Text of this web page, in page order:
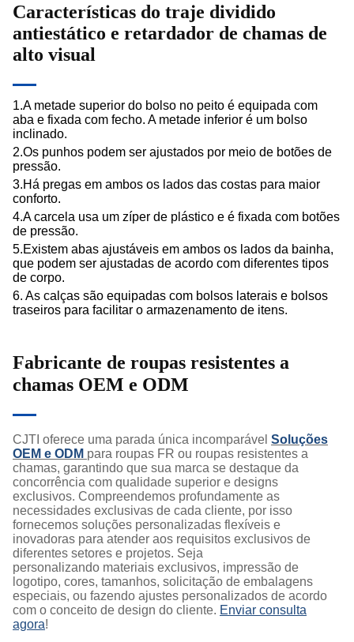
Características do traje dividido
antiestático e retardador de chamas de
alto visual
1.A metade superior do bolso no peito é equipada com
aba e fixada com fecho. A metade inferior é um bolso
inclinado.
2.Os punhos podem ser ajustados por meio de botões de
pressão.
3.Há pregas em ambos os lados das costas para maior
conforto.
4.A carcela usa um zíper de plástico e é fixada com botões
de pressão.
5.Existem abas ajustáveis ​​em ambos os lados da bainha,
que podem ser ajustadas de acordo com diferentes tipos
de corpo.
6. As calças são equipadas com bolsos laterais e bolsos
traseiros para facilitar o armazenamento de itens.
Fabricante de roupas resistentes a
chamas OEM e ODM
CJTI oferece uma parada única incomparável Soluções
OEM e ODM para roupas FR ou roupas resistentes a
chamas, garantindo que sua marca se destaque da
concorrência com qualidade superior e designs
exclusivos. Compreendemos profundamente as
necessidades exclusivas de cada cliente, por isso
fornecemos soluções personalizadas flexíveis e
inovadoras para atender aos requisitos exclusivos de
diferentes setores e projetos. Seja
personalizando materiais exclusivos, impressão de
logotipo, cores, tamanhos, solicitação de embalagens
especiais, ou fazendo ajustes personalizados de acordo
com o conceito de design do cliente. Enviar consulta
agora!